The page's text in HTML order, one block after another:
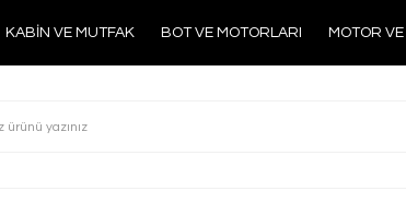
KABİN VE MUTFAK BOT VE MOTORLARI MOTOR